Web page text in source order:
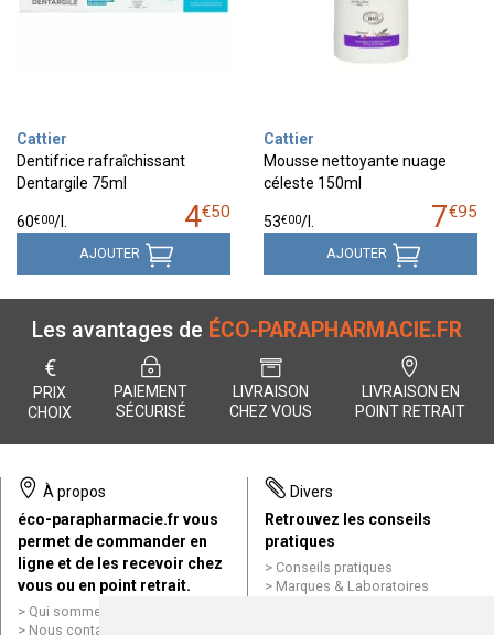
Cattier
Dentifrice rafraîchissant
Dentargile 75ml
4€50
60€00/
AJOUTER
Cattier
Mousse nettoyante nuage
céleste 150ml
7€95
53€00/
AJOUTER
Les avantages de ÉCO-PARAPHARMACIE.FR
€
PRIX
CHOIX
PAIEMENT
SÉCURISÉ
LIVRAISON
CHEZ VOUS
LIVRAISON EN
POINT RETRAIT
À propos
éco-parapharmacie.fr vous
permet de commander en
ligne et de les recevoir chez
vous ou en point retrait.
Qui sommes nous ?
Nous contacter par e-mail
Divers
Retrouvez les conseils
pratiques
Conseils pratiques
Marques & Laboratoires